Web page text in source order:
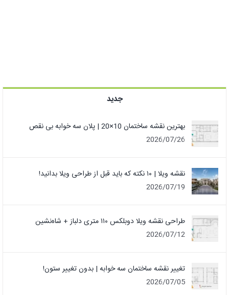
جدید
بهترین نقشه ساختمان 10×20 | پلان سه خوابه بی نقص
2026/07/26
نقشه ویلا | ۱۰ نکته که باید قبل از طراحی ویلا بدانید!
2026/07/19
طراحی نقشه ویلا دوبلکس ۱۱۰ متری دلباز + شاه‌نشین
2026/07/12
تغییر نقشه ساختمان سه خوابه | بدون تغییر ستون!
2026/07/05